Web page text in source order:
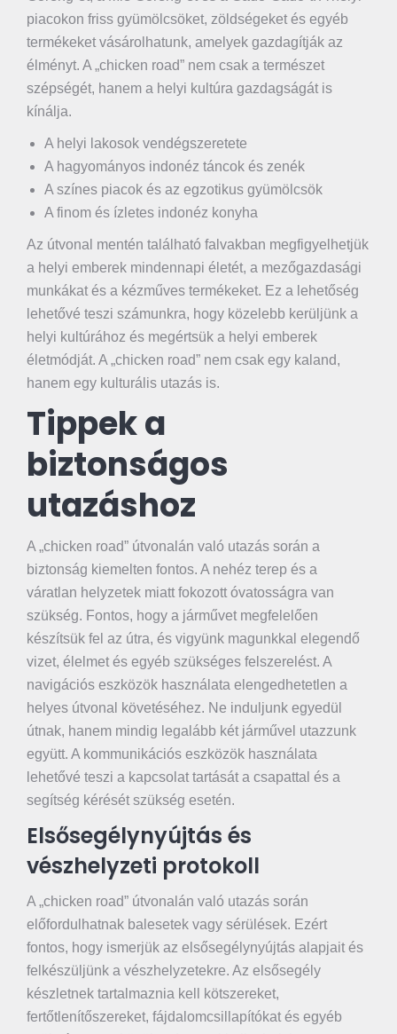
piacokon friss gyümölcsöket, zöldségeket és egyéb
termékeket vásárolhatunk, amelyek gazdagítják az
élményt. A „chicken road” nem csak a természet
szépségét, hanem a helyi kultúra gazdagságát is
kínálja.
A helyi lakosok vendégszeretete
A hagyományos indonéz táncok és zenék
A színes piacok és az egzotikus gyümölcsök
A finom és ízletes indonéz konyha
Az útvonal mentén található falvakban megfigyelhetjük
a helyi emberek mindennapi életét, a mezőgazdasági
munkákat és a kézműves termékeket. Ez a lehetőség
lehetővé teszi számunkra, hogy közelebb kerüljünk a
helyi kultúrához és megértsük a helyi emberek
életmódját. A „chicken road” nem csak egy kaland,
hanem egy kulturális utazás is.
Tippek a
biztonságos
utazáshoz
A „chicken road” útvonalán való utazás során a
biztonság kiemelten fontos. A nehéz terep és a
váratlan helyzetek miatt fokozott óvatosságra van
szükség. Fontos, hogy a járművet megfelelően
készítsük fel az útra, és vigyünk magunkkal elegendő
vizet, élelmet és egyéb szükséges felszerelést. A
navigációs eszközök használata elengedhetetlen a
helyes útvonal követéséhez. Ne induljunk egyedül
útnak, hanem mindig legalább két járművel utazzunk
együtt. A kommunikációs eszközök használata
lehetővé teszi a kapcsolat tartását a csapattal és a
segítség kérését szükség esetén.
Elsősegélynyújtás és
vészhelyzeti protokoll
A „chicken road” útvonalán való utazás során
előfordulhatnak balesetek vagy sérülések. Ezért
fontos, hogy ismerjük az elsősegélynyújtás alapjait és
felkészüljünk a vészhelyzetekre. Az elsősegély
készletnek tartalmaznia kell kötszereket,
fertőtlenítőszereket, fájdalomcsillapítókat és egyéb